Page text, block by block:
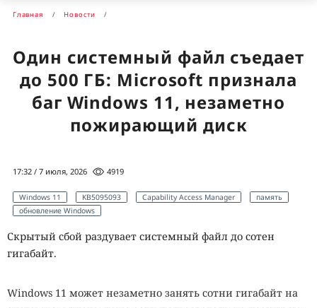
Главная Новости
Один системный файл съедает
до 500 ГБ: Microsoft признала
баг Windows 11, незаметно
пожирающий диск
17:32 / 7 июля, 2026 4919
Windows 11 KB5095093 Capability Access Manager
память
обновление Windows
Скрытый сбой раздувает системный файл до сотен
гигабайт.
Windows 11 может незаметно занять сотни гигабайт на